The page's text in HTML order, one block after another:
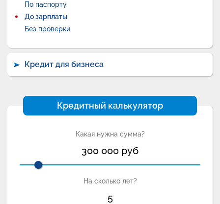
По паспорту
До зарплаты
Без проверки
Кредит для бизнеса
Кредитный калькулятор
Какая нужна сумма?
300 000 руб
На сколько лет?
5